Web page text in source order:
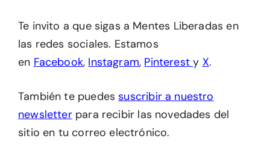
Te invito a que sigas a Mentes Liberadas en
las redes sociales. Estamos
en Facebook, Instagram, Pinteresty X.
También te puedessuscribir a nuestro
newsletterpara recibir las novedades del
sitio en tu correo electrónico.